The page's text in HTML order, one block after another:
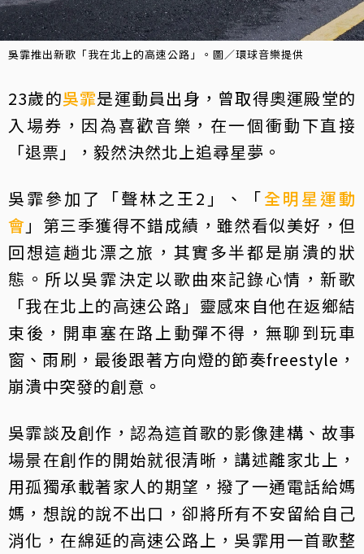
吳霏推出新歌「我在北上的高速公路」。圖／環球音樂提供
23歲的吳霏是運動員出身，曾取得奧運殿堂的
入場券，因為喜歡音樂，在一個衝動下直接
「退票」，毅然決然北上追尋星夢。
吳霏參加了「聲林之王2」、「全明星運動
會 」第三季獲得不錯成績，雖然看似美好，但
回想這趟北漂之旅，其實多半都是崩潰的狀
態。所以吳霏決定以歌曲來記錄心情，新歌
「我在北上的高速公路」靈感來自他在返鄉結
束後，開車塞在路上動彈不得，無聊到玩車
窗、雨刷，最後跟著方向燈的節奏freestyle，
崩潰中突發的創意。
吳霏談及創作，認為這首歌的影像建構、故事
場景在創作的開始就很清晰，講述離家北上，
用孤獨承載著家人的期望，撥了一通電話給媽
媽，想說的說不出口，卻將所有不安留給自己
消化，在綿延的高速公路上，吳霏用一首歌整